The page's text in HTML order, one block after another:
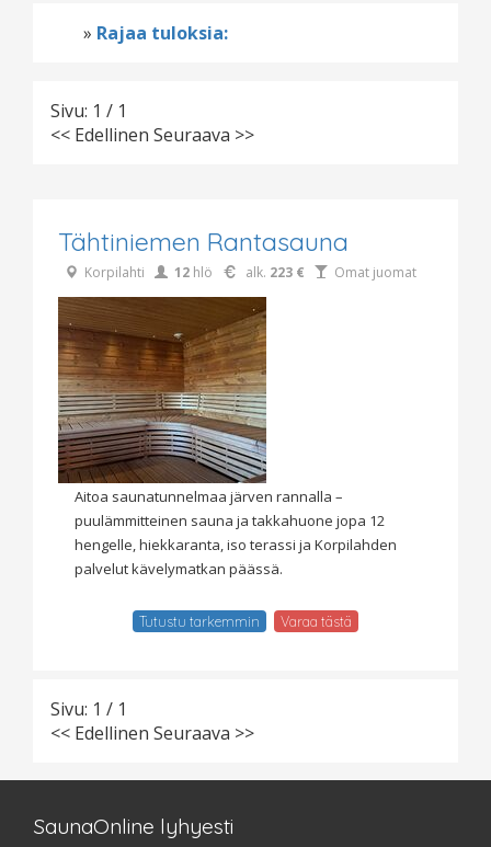
» Rajaa tuloksia:
Sivu: 1 / 1
<< Edellinen Seuraava >>
Tähtiniemen Rantasauna
Korpilahti 12 hlö alk. 223 € Omat juomat
Aitoa saunatunnelmaa järven rannalla –
puulämmitteinen sauna ja takkahuone jopa 12
hengelle, hiekkaranta, iso terassi ja Korpilahden
palvelut kävelymatkan päässä.
Tutustu tarkemmin Varaa tästä
Sivu: 1 / 1
<< Edellinen Seuraava >>
SaunaOnline lyhyesti